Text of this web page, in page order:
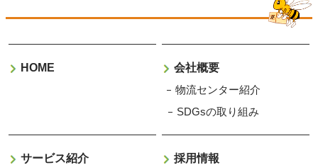
HOME
会社概要
物流センター紹介
SDGsの取り組み
サービス紹介
採用情報